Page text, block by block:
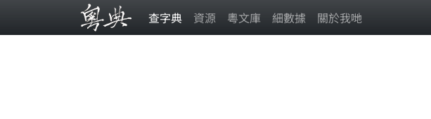
查字典 資源 粵文庫 細數據 關於我哋